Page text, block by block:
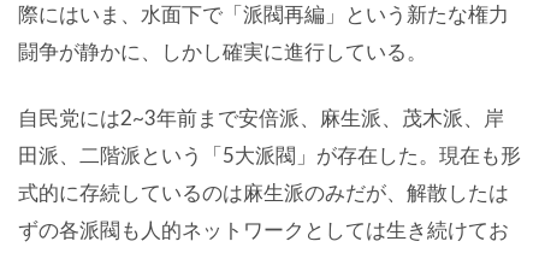
際にはいま、水面下で「派閥再編」という新たな権力
闘争が静かに、しかし確実に進行している。
自民党には2~3年前まで安倍派、麻生派、茂木派、岸
田派、二階派という「5大派閥」が存在した。現在も形
式的に存続しているのは麻生派のみだが、解散したは
ずの各派閥も人的ネットワークとしては生き続けてお